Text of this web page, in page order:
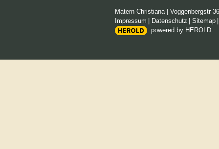
Matern Christiana| Voggenbergstr 36
Impressum
Datenschutz Sitemap
powered by HEROLD